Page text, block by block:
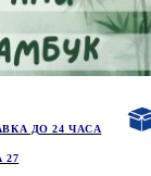
ДО 24 ЧАСА
27